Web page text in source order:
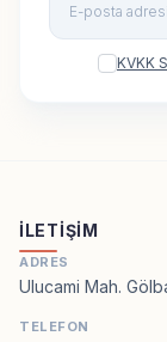
KVKK
İLETIŞIM
ADRES
Ulucami Mah.
TELEFON